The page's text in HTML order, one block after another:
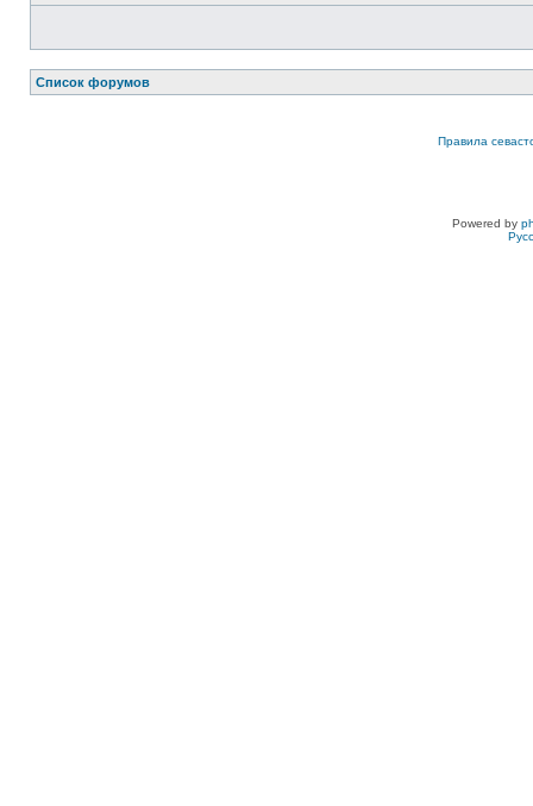
Список форумов
Правила
Powered by